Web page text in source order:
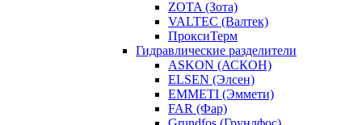
ZOTA (Зота)
VALTEC (Валтек)
ПроксиТерм
Гидравлические разделители
ASKON (АСКОН)
ELSEN (Элсен)
EMMETI (Эммети)
FAR (Фар)